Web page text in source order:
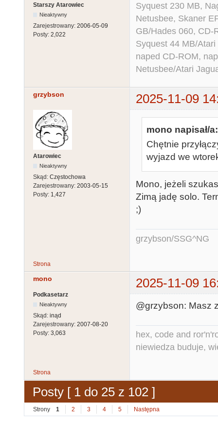
Starszy Atarowiec
Nieaktywny
Zarejestrowany: 2006-05-09
Posty: 2,022
Syquest 230 MB,
Netusbee, Skaner
GB/Hades 060, CD-
Syquest 44 MB/
naped CD-ROM,
Netusbee/Atari
grzybson 2025-11-09
Atarowiec
Nieaktywny
Skąd: Częstochowa
Zarejestrowany: 2003-05-15
Posty: 1,427
mono napisał/a:
Chętnie
wyjazd we
Mono, jeżeli
Zimą jadę solo.
;)
grzybson/SSG^NG
Strona
mono 2025-11-09
Podkasetarz
Nieaktywny
Skąd: inąd
Zarejestrowany: 2007-08-20
Posty: 3,063
@grzybson: Masz
hex, code and
niewiedza buduje,
Strona
Posty [ 1 do 25 z 102 ]
Strony 1 2 3 4 5 Następna